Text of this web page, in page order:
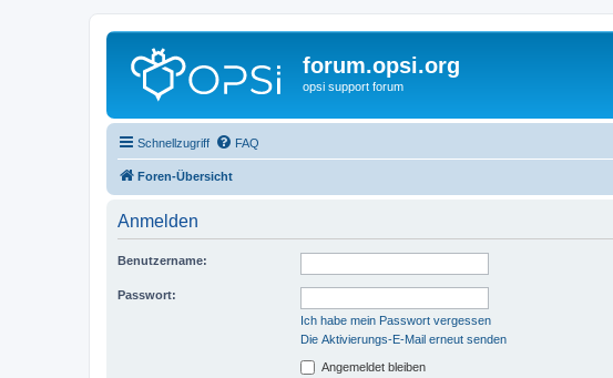
forum.opsi.org
opsi support forum
Schnellzugriff FAQ
Foren-Übersicht
Anmelden
Benutzername:
Passwort:
Ich habe mein Passwort vergessen
Die Aktivierungs-E-Mail erneut senden
Angemeldet bleiben